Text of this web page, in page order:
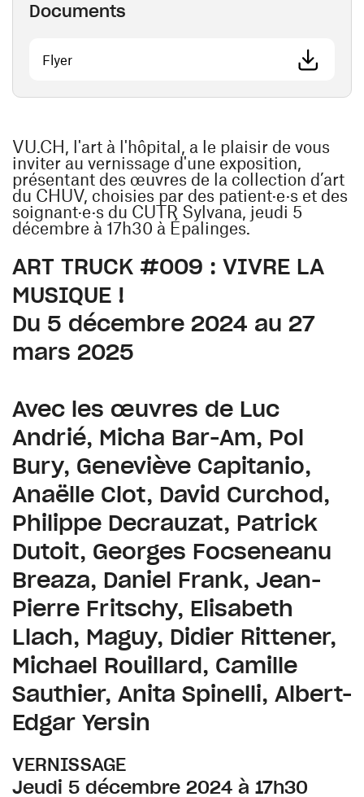
Documents
Flyer(ouvre une nouvelle fenêtre)
VU.CH, l'art à l'hôpital, a le plaisir de vous
inviter au vernissage d'une exposition,
présentant des œuvres de la collection d’art
du CHUV, choisies par des patient·e·s et des
soignant·e·s du CUTR Sylvana, jeudi 5
décembre à 17h30 à Épalinges.
ART TRUCK #009 : VIVRE LA
MUSIQUE !
Du 5 décembre 2024 au 27
mars 2025
Avec les œuvres de Luc
Andrié, Micha Bar-Am, Pol
Bury, Geneviève Capitanio,
Anaëlle Clot, David Curchod,
Philippe Decrauzat, Patrick
Dutoit, Georges Focseneanu
Breaza, Daniel Frank, Jean-
Pierre Fritschy, Elisabeth
Llach, Maguy, Didier Rittener,
Michael Rouillard, Camille
Sauthier, Anita Spinelli, Albert-
Edgar Yersin
VERNISSAGE
Jeudi 5 décembre 2024 à 17h30